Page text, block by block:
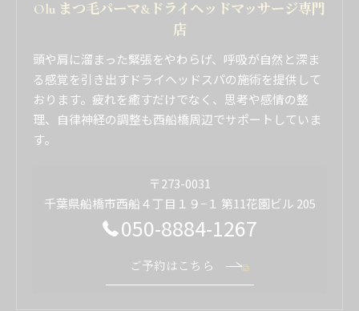
Olu まつ毛パーマ&ドライヘッドマッサージ専門
店
頭や肩に溜まった緊張をやわらげ、呼吸が自然と深ま
る感覚を引き出すドライヘッドスパの施術を提供して
おります。疲れを癒すだけでなく、思考や感情の整
理、自律神経の調整も西船橋周辺でサポートしていま
す。
〒273-0031
千葉県船橋市西船４丁目１９−１ 第11花園ビル 205
050-8884-1267
ご予約はこちら